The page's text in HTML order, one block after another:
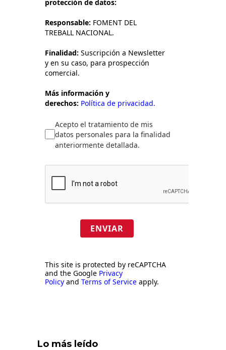
protección de datos:
Responsable: FOMENT DEL
TREBALL NACIONAL.
Finalidad: Suscripción a Newsletter
y en su caso, para prospección
comercial.
Más información y
derechos: Política de privacidad.
Acepto el tratamiento de mis
datos personales para la finalidad
anteriormente detallada.
ENVIAR
This site is protected by reCAPTCHA
and the Google Privacy
Policy and Terms of Service apply.
Lo más leído